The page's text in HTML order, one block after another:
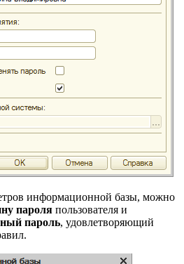
информационной базы, можно
пароля пользователя и
пароль, удовлетворяющий